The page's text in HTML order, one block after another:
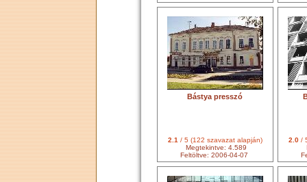
Bástya presszó
2.1 / 5 (122 szavazat alapján)
Megtekintve: 4.589
Feltöltve: 2006-04-07
2.0/